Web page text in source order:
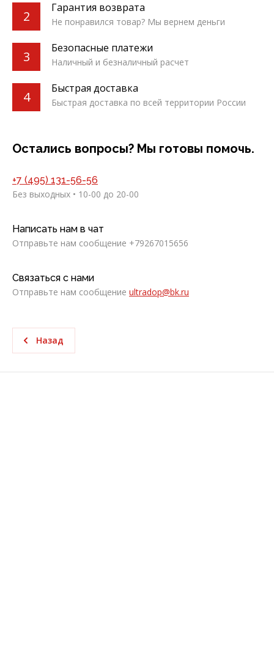
2
Гарантия возврата
Не понравился товар? Мы вернем деньги
3
Безопасные платежи
Наличный и безналичный расчет
4
Быстрая доставка
Быстрая доставка по всей территории России
Остались вопросы? Мы готовы помочь.
+7 (495) 131-56-56
Без выходных • 10-00 до 20-00
Написать нам в чат
Отправьте нам сообщение +79267015656
Связаться с нами
Отправьте нам сообщение ultradop@bk.ru
Назад